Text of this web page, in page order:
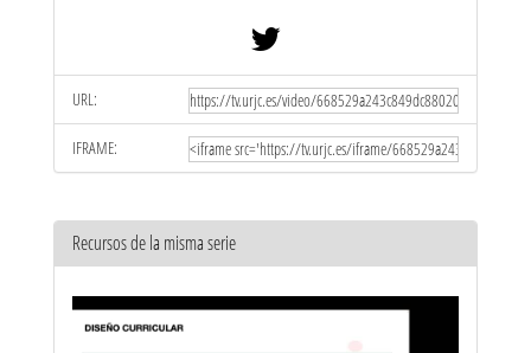
URL:
IFRAME:
Recursos de la misma serie